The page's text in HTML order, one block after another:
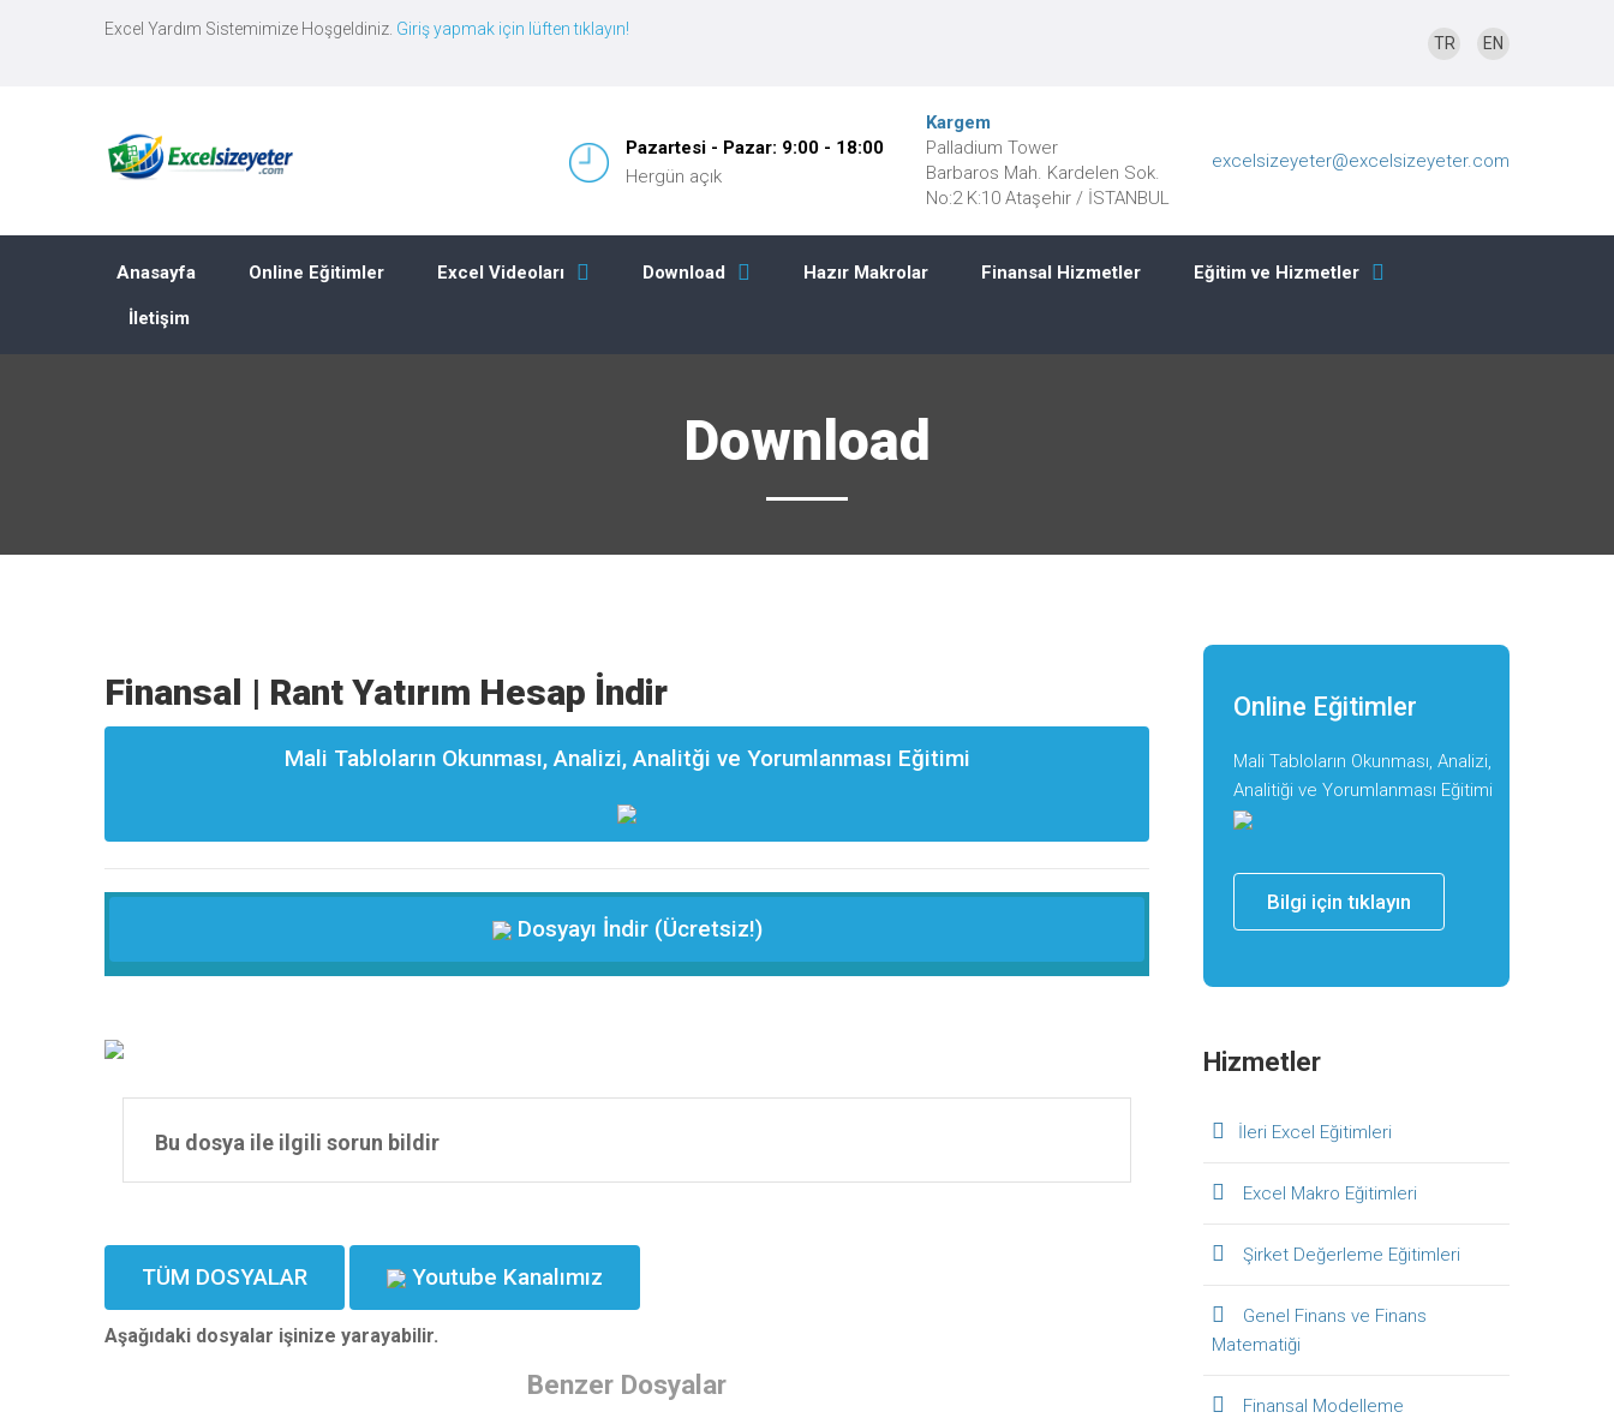
Excel Yardım Sistemimize Hoşgeldiniz. Giriş yapmak için lüften tıklayın!
TR EN
Pazartesi - Pazar: 9:00 - 18:00
Hergün açık
Kargem
Palladium Tower
Barbaros Mah. Kardelen Sok.
No:2 K:10 Ataşehir / İSTANBUL
excelsizeyeter@excelsizeyeter.com
Anasayfa Online Eğitimler Excel Videoları Download Hazır Makrolar Finansal Hizmetler Eğitim ve Hizmetler
İletişim
Download
Finansal | Rant Yatırım Hesap İndir
Mali Tabloların Okunması, Analizi, Analitği ve Yorumlanması Eğitimi
Dosyayı İndir (Ücretsiz!)
Bu dosya ile ilgili sorun bildir
TÜM DOSYALAR Youtube Kanalımız
Aşağıdaki dosyalar işinize yarayabilir.
Benzer Dosyalar
Online Eğitimler
Mali Tabloların Okunması, Analizi,
Analitiği ve Yorumlanması Eğitimi
Bilgi için tıklayın
Hizmetler
İleri Excel Eğitimleri
Excel Makro Eğitimleri
Şirket Değerleme Eğitimleri
Genel Finans ve Finans
Matematiği
Finansal Modelleme